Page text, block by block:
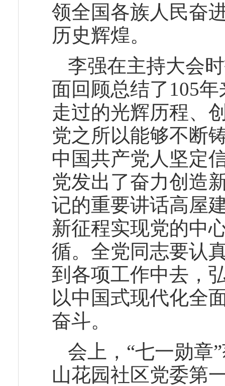
领全国各族人民奋
历史辉煌。
李强在主持大会
面回顾总结了105
走过的光辉历程、
党之所以能够不断
中国共产党人坚定
党发出了奋力创造
记的重要讲话高屋
新征程实现党的中
循。全党同志要认
到各项工作中去，
以中国式现代化全
奋斗。
会上，“七一勋章
山花园社区党委第